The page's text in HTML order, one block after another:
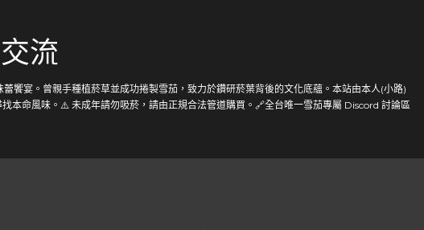
流
饗宴。曾親手種植菸草並成功捲製雪茄，致力於鑽研菸葉背後的文化底蘊。本站由本人(小路)
本命風味。⚠️ 未成年請勿吸菸，請由正規合法管道購買。🔗全台唯一雪茄專屬 Discord 討論區